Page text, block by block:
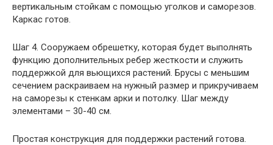
вертикальным стойкам с помощью уголков и саморезов.
Каркас готов.
Шаг 4. Сооружаем обрешетку, которая будет выполнять
функцию дополнительных ребер жесткости и служить
поддержкой для вьющихся растений. Брусы с меньшим
сечением раскраиваем на нужный размер и прикручиваем
на саморезы к стенкам арки и потолку. Шаг между
элементами – 30-40 см.
Простая конструкция для поддержки растений готова.